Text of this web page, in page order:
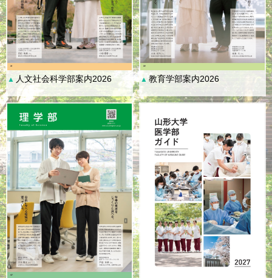
▲ 人文社会科学部案内2026 ▲ 教育学部案内2026